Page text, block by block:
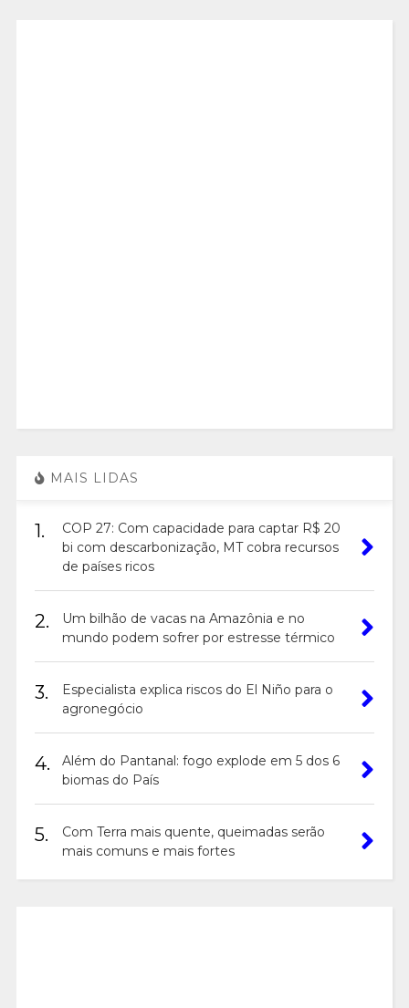
MAIS LIDAS
1.
COP 27: Com capacidade para captar R$ 20
bi com descarbonização, MT cobra recursos
de países ricos
2.
Um bilhão de vacas na Amazônia e no
mundo podem sofrer por estresse térmico
3.
Especialista explica riscos do El Niño para o
agronegócio
4.
Além do Pantanal: fogo explode em 5 dos 6
biomas do País
5.
Com Terra mais quente, queimadas serão
mais comuns e mais fortes